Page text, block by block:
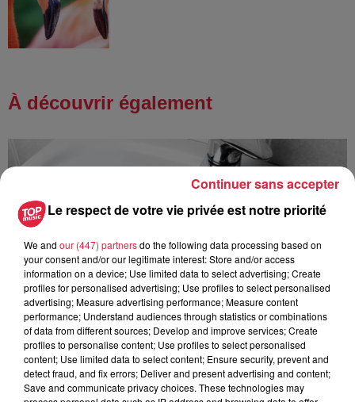
À découvrir également
Le respect de votre vie privée est notre priorité
We and our (447) partnersdo the following data processing based on
your consent and/or our legitimate interest: Store and/or access
information on a device; Use limited data to select advertising; Create
profiles for personalised advertising; Use profiles to select personalised
advertising; Measure advertising performance; Measure content
performance; Understand audiences through statistics or combinations
of data from different sources; Develop and improve services; Create
profiles to personalise content; Use profiles to select personalised
content; Use limited data to select content; Ensure security, prevent and
detect fraud, and fix errors; Deliver and present advertising and content;
Save and communicate privacy choices. These technologies may
Continuer sans accepter